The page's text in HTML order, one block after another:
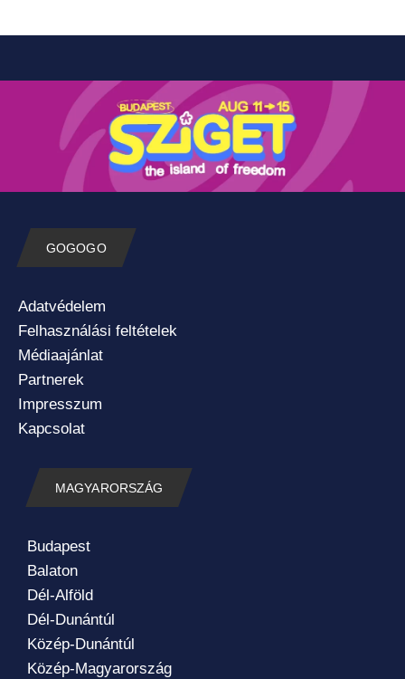
GOGOGO
Adatvédelem
Felhasználási feltételek
Médiaajánlat
Partnerek
Impresszum
Kapcsolat
MAGYARORSZÁG
Budapest
Balaton
Dél-Alföld
Dél-Dunántúl
Közép-Dunántúl
Közép-Magyarország